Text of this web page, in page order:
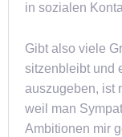
in sozialen
Gibt also viele
sitzenbleibt und
auszugeben, ist
weil man
Ambitionen mir